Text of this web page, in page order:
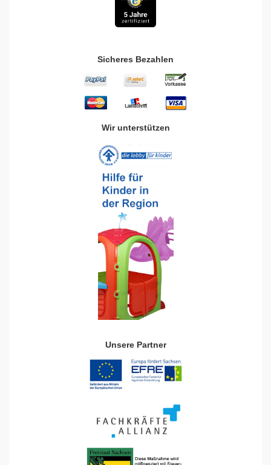
Sicheres Bezahlen
Wir unterstützen
Unsere Partner